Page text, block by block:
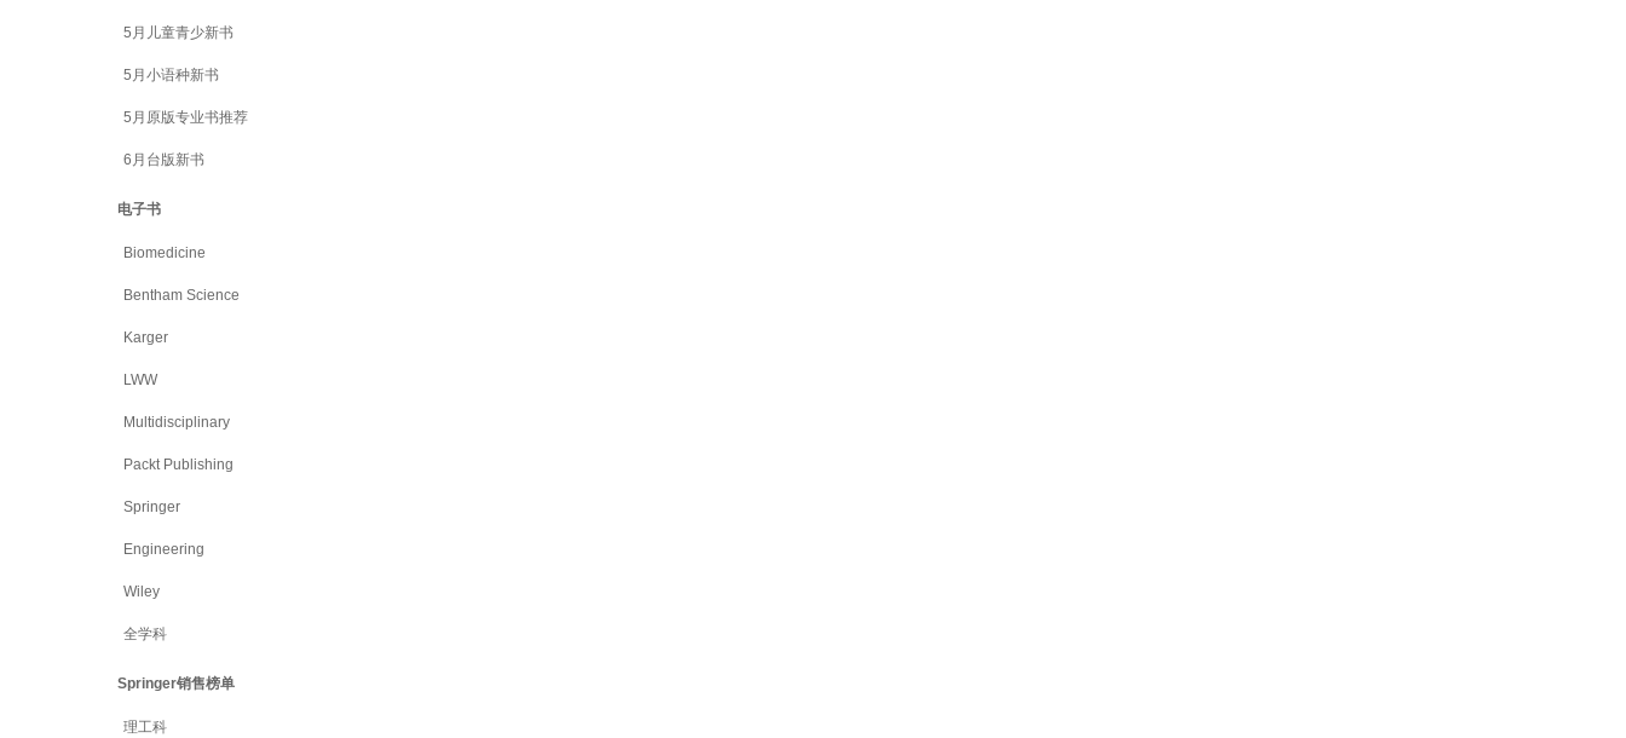
5月儿童青少新书
5月小语种新书
5月原版专业书推荐
6月台版新书
电子书
Biomedicine
Bentham Science
Karger
LWW
Multidisciplinary
Packt Publishing
Springer
Engineering
Wiley
全学科
Springer销售榜单
理工科